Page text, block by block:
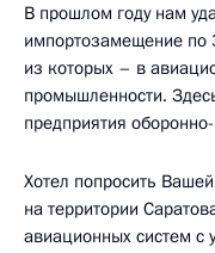
В прошлом году нам
импортозамещение по
из которых – в
промышленности.
предприятия
Хотел попросить
на территории
авиационных систем с